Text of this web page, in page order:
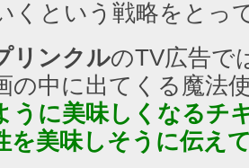
くという戦略をとっ
リンクルのTV広告で
の中に出てくる魔法
うに美味しくなるチ
を美味しそうに伝え